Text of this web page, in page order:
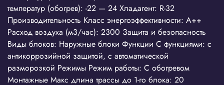
температур (обогрев): -22 — 24 Хладагент: R-32
Производительность Класс энергоэффективности: A++
Расход воздуха (м3/час): 2300 Защита и безопасность
Виды блоков: Наружные блоки Функции С функциями: с
антикоррозийной защитой, с автоматической
разморозкой Режимы Режим работы: С обогревом
Монтажные Макс длина трассы до 1-го блока: 20